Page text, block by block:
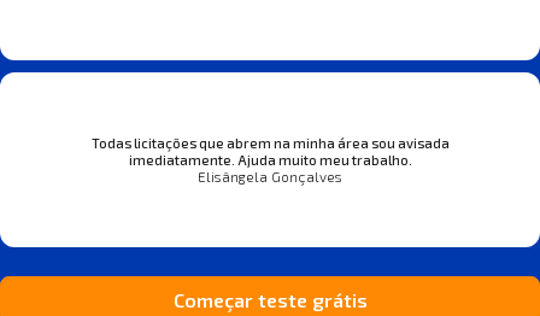
Todas licitações que abrem na minha área sou avisada
imediatamente. Ajuda muito meu trabalho.
Elisângela Gonçalves
Começar teste grátis